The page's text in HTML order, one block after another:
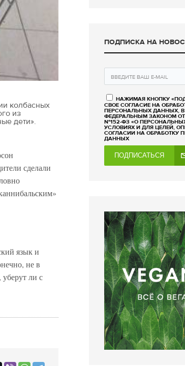
колбасных
из
дети».
сделали
язык и
не в
ли с
ПОДПИСКА НА
НАЖИМАЯ КНОПКУ
СВОЕ СОГЛАСИЕ НА
ПЕРСОНАЛЬНЫХ ДАННЫХ, В
ФЕДЕРАЛЬНЫМ ЗАКОНОМ ОТ
№152-ФЗ «О
УСЛОВИЯХ И ДЛЯ ЦЕЛЕЙ,
СОГЛАСИИ НА ОБРАБОТКУ
ДАННЫХ
ПОДПИСАТЬСЯ